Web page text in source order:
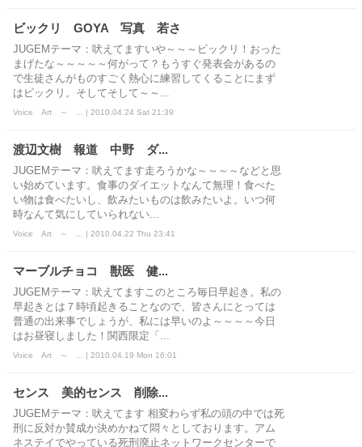
ビックリ GOYA 写真 若さ
JUGEMテーマ：吠えてますいや～～～ビックリ！おった
まげたな～～～～～何がって？もうすぐ発表会があるの
で生徒さんがものすごく熱心に練習してくることにまず
はビックリ。そしてそして～～...
Voice Art ～ ... | 2010.04.24 Sat 21:39
渡辺文樹 報道 中野 ダ...
JUGEMテーマ：吠えてます走ろうかな～～～～などと思
い始めています。食事のダイエットなんて無理！食べた
い物は食べたいし、飲みたいものは飲みたいよ。いつ何
時なんて気にしていられない...
Voice Art ～ ... | 2010.04.22 Thu 23:41
マーブルチョコ 獣医 健...
JUGEMテーマ：吠えてますこのところ毎日早起き。私の
早起きとは７時頃起きることなので、皆さんにとっては
普通の出来事でしょうが、私には早いのよ～～～～今日
はお昼寝しました！関西限定「...
Voice Art ～ ... | 2010.04.19 Mon 16:01
センス 美的センス 削除...
JUGEMテーマ：吠えてます 相変わらず私の頭の中では死
刑に反対か賛成か決めかねて悶々としております。アム
ネステイでやっている死刑廃止ネットワークセンターで